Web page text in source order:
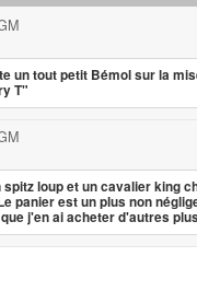
un tout petit Bémol sur la
T"
loup et un cavalier king
panier est un plus non
j'en ai acheter d'autres